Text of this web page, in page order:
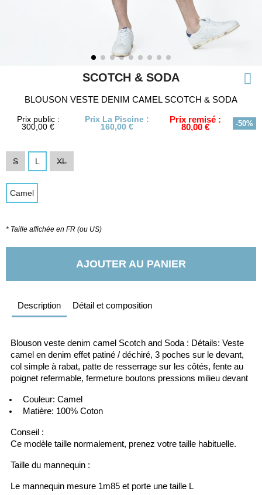
SCOTCH & SODA
BLOUSON VESTE DENIM CAMEL SCOTCH & SODA
Prix public :
300,00 €
Prix La Piscine :
160,00 €
Prix remisé :
80,00 € -50%
S L XL
Camel
* Taille affichée en FR (ou US)
AJOUTER AU PANIER
Description Détail et composition
Blouson veste denim camel Scotch and Soda : Détails: Veste
camel en denim effet patiné / déchiré, 3 poches sur le devant,
col simple à rabat, patte de resserrage sur les côtés, fente au
poignet refermable, fermeture boutons pressions milieu devant
Couleur: Camel
Matière: 100% Coton
Conseil :
Ce modèle taille normalement, prenez votre taille habituelle.
Taille du mannequin :
Le mannequin mesure 1m85 et porte une taille L